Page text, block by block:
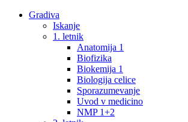
Gradiva
Iskanje
1. letnik
Anatomija 1
Biofizika
Biokemija 1
Biologija celice
Sporazumevanje
Uvod v medicino
NMP 1+2